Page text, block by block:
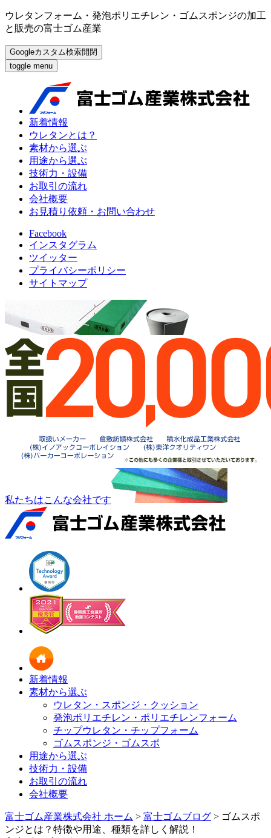
ウレタンフォーム・発泡ポリエチレン・ゴムスポンジの加工
と販売の富士ゴム産業
Googleカスタム検索開閉
toggle menu
新着情報
ウレタンとは？
素材から選ぶ
用途から選ぶ
技術力・設備
お取引の流れ
会社概要
お見積り依頼・お問い合わせ
Facebook
インスタグラム
ツイッター
プライバシーポリシー
サイトマップ
私たちはこんな会社です
新着情報
素材から選ぶ
ウレタン・スポンジ・クッション
発泡ポリエチレン・ポリエチレンフォーム
チップウレタン・チップフォーム
ゴムスポンジ・ゴムスポ
用途から選ぶ
技術力・設備
お取引の流れ
会社概要
富士ゴム産業株式会社 ホーム > 富士ゴムブログ > ゴムスポ
ンジとは？特徴や用途、種類を詳しく解説！